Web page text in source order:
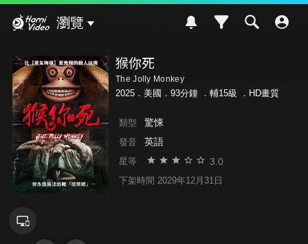
瀏覽
猴你死
The Jolly Monkey
2025．美國．93分鐘 ． 輔15級 ．HD畫質
類型 驚悚
發音 英語
星等 3.0
下架時間 2029年12月31日